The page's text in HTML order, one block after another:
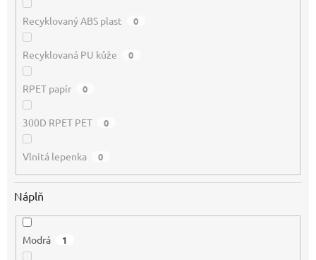
Recyklovaný ABS plast 0
Recyklovaná PU kůže 0
RPET papír 0
300D RPET PET 0
Vlnitá lepenka 0
Náplň
Modrá 1